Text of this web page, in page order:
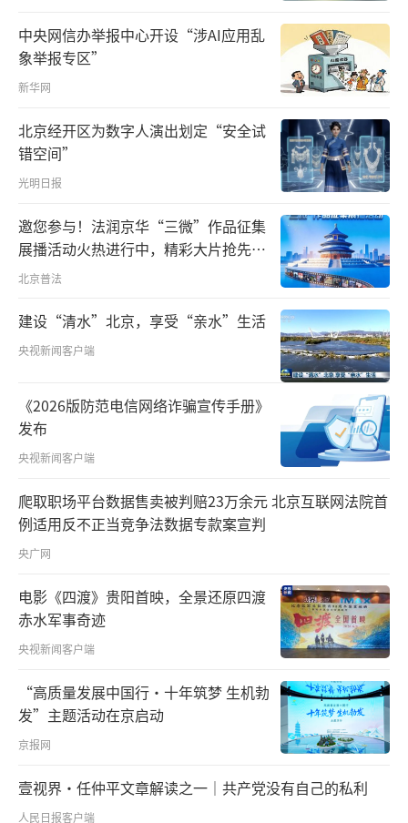
言，要冷静下来细心梳理自己当前的环境和接
触情况，逐步排除被感染的可能性，严格按照
防控措施来防控，这样心里面才会更加踏实，
降低疫情恐惧感。认识到通过目前最严厉的管
控措施，疫情正在被有效控制，这样我们的恐
惧感就会降下来。当然，个人要在恐惧的时
候，有人能够联系上，想说话或交流时有人
在。因此在隔离期间，要与亲朋好友等进行沟
通交流，保持一定的电话或视频沟通。
二、隔人不隔心，同是一家人
武汉依法实施交通管制后，人与人之间的
空间距离增加了，但是不能由此形成心理隔
阂。因为武汉“封城”是临时性的突发重大社
会事件，大家心理准备时间很短，心理上有一
变化，对于自我隔离的武汉人来讲，逐步认知
到“封城”和隔离防护的必要性，心理上有主
动认同倾向。一部分人还觉得“封城”要是更
早一点，疫情控制会更好。
“隔人不隔心，同是一家人。”我们注意
人因为“封城”而成为两类人群，这两类群体
虽然都按照国家的规定进行疫情防控，但是因
为武汉市目前可知的传染源，武汉人几乎都成
为“病人”，一部分外地人和武汉人之间短时
中央网信办举报中心开设“涉AI应用乱
象举报专区”
新华网
北京经开区为数字人演出划定“安全试
错空间”
光明日报
邀您参与！法润京华“三微”作品征集
展播活动火热进行中，精彩大片抢先看
～
北京普法
建设“清水”北京，享受“亲水”生活
央视新闻客户端
《2026版防范电信网络诈骗宣传手册》
发布
央视新闻客户端
爬取职场平台数据售卖被判赔23万余元 北京互联网法院首
例适用反不正当竞争法数据专款案宣判
央广网
电影《四渡》贵阳首映，全景还原四渡
赤水军事奇迹
央视新闻客户端
“高质量发展中国行·十年筑梦 生机勃
发”主题活动在京启动
京报网
壹视界·任仲平文章解读之一｜共产党没有自己的私利
人民日报客户端